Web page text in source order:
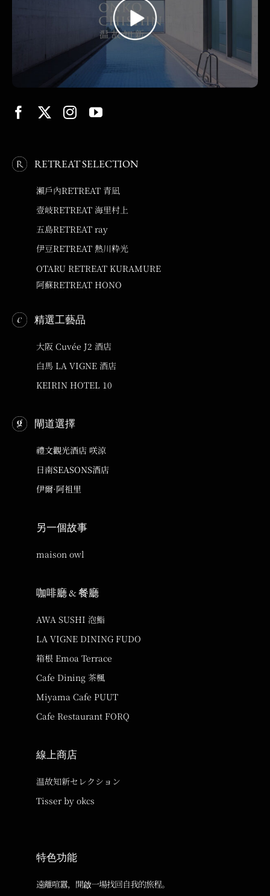
RETREAT SELECTION
瀨戶內RETREAT 青凪
壹岐RETREAT 海里村上
五島RETREAT ray
伊豆RETREAT 熱川粋光
OTARU RETREAT KURAMURE
阿蘇RETREAT HONO
精選工藝品
大阪 Cuvée J2 酒店
白馬 LA VIGNE 酒店
KEIRIN HOTEL 10
閘道選擇
禮文觀光酒店 咲涼
日南SEASONS酒店
伊爾·阿祖里
另一個故事
maison owl
咖啡廳 & 餐廳
AWA SUSHI 泡鮨
LA VIGNE DINING FUDO
箱根 Emoa Terrace
Cafe Dining 茶楓
Miyama Cafe PUUT
Cafe Restaurant FORQ
線上商店
温故知新セレクション
Tisser by okcs
特色功能
遠離喧囂，開啟一場找回自我的旅程。